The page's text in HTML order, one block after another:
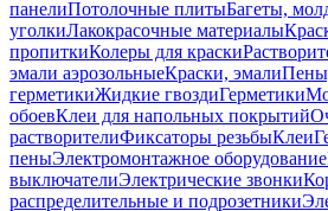
панелиПотолочные плитыБагеты,
уголкиЛакокрасочные материалы
пропиткиКолеры для краски
эмали аэрозольныеКраски, эмали
герметикиЖидкие гвоздиГерметики
обоевКлеи для напольных покрытий
растворителиФиксаторы резьбыКлеи
пеныЭлектромонтажное оборудование
выключателиЭлектрические звонки
распределительные и подрозетники